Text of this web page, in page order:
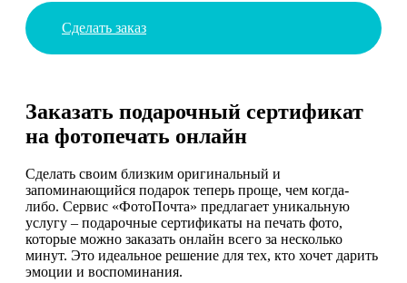
Сделать заказ
Заказать подарочный сертификат
на фотопечать онлайн
Сделать своим близким оригинальный и
запоминающийся подарок теперь проще, чем когда-
либо. Сервис «ФотоПочта» предлагает уникальную
услугу – подарочные сертификаты на печать фото,
которые можно заказать онлайн всего за несколько
минут. Это идеальное решение для тех, кто хочет дарить
эмоции и воспоминания.